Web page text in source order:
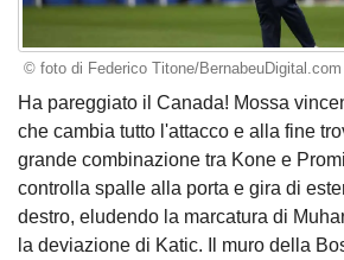
© foto di Federico Titone/BernabeuDigital.com
Ha pareggiato il Canada! Mossa
che cambia tutto l'attacco e alla fine
grande combinazione tra Kone e
controlla spalle alla porta e gira di
destro, eludendo la marcatura di
la deviazione di Katic. Il muro della